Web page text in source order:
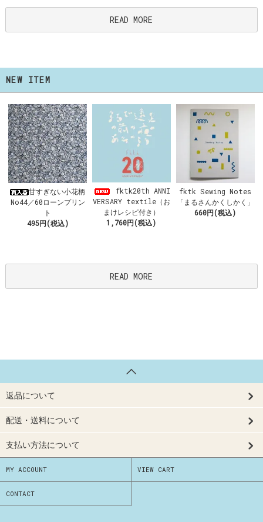
READ MORE
NEW ITEM
甘すぎない小花柄
No44／60ローンプリン
ト
495円(税込)
fktk20th ANNI
VERSARY textile（お
まけレシピ付き）
1,760円(税込)
fktk Sewing Notes
「まるさんかくしかく」
660円(税込)
READ MORE
返品について
配送・送料について
支払い方法について
MY ACCOUNT VIEW CART
CONTACT